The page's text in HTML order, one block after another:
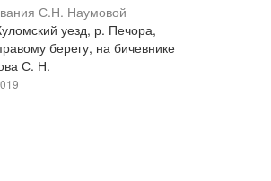
С.Н. Наумовой
уезд, р. Печора,
берегу, на бичевнике
С. Н.